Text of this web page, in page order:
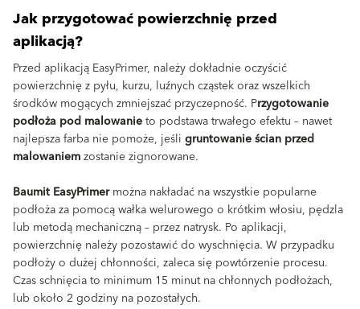
Jak przygotować powierzchnię przed
aplikacją?
Przed aplikacją EasyPrimer, należy dokładnie oczyścić
powierzchnię z pyłu, kurzu, luźnych cząstek oraz wszelkich
środków mogących zmniejszać przyczepność. Przygotowanie
podłoża pod malowanieto podstawa trwałego efektu – nawet
najlepsza farba nie pomoże, jeśli gruntowanie ścian przed
malowaniemzostanie zignorowane.
Baumit EasyPrimermożna nakładać na wszystkie popularne
podłoża za pomocą wałka welurowego o krótkim włosiu, pędzla
lub metodą mechaniczną – przez natrysk. Po aplikacji,
powierzchnię należy pozostawić do wyschnięcia. W przypadku
podłoży o dużej chłonności, zaleca się powtórzenie procesu.
Czas schnięcia to minimum 15 minut na chłonnych podłożach,
lub około 2 godziny na pozostałych.